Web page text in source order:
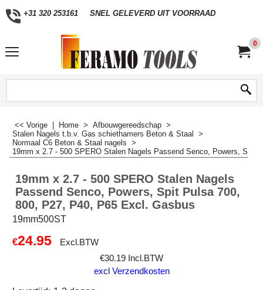
+31 320 253161 SNEL GELEVERD UIT VOORRAAD
0
<< Vorige Home > Afbouwgereedschap >
Stalen Nagels t.b.v. Gas schiethamers Beton & Staal
>
Normaal C6 Beton & Staal nagels >
19mm x 2.7 - 500 SPERO Stalen Nagels Passend Senco, Powers, Spit
19mm x 2.7 - 500 SPERO Stalen Nagels
Passend Senco, Powers, Spit Pulsa 700,
800, P27, P40, P65 Excl. Gasbus
19mm500ST
€24.95
Excl.BTW
€30.19 Incl.BTW
excl Verzendkosten